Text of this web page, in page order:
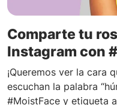
Comparte tu
Instagram con
¡Queremos ver la cara
escuchan la palabra
#MoistFace y etiqueta